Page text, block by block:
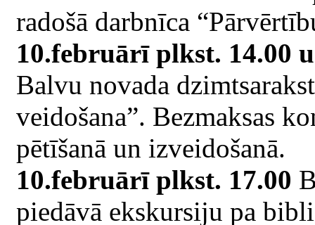
radošā darbnīca
10.februārī plkst. 14.00
Balvu novada
veidošana”. Bezmaksas
pētīšanā un izveidošanā.
10.februārī plkst. 17.00
piedāvā ekskursiju pa